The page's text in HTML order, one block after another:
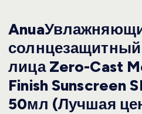
лица Zero-Cast
Finish Sunscreen
50мл (Лучшая